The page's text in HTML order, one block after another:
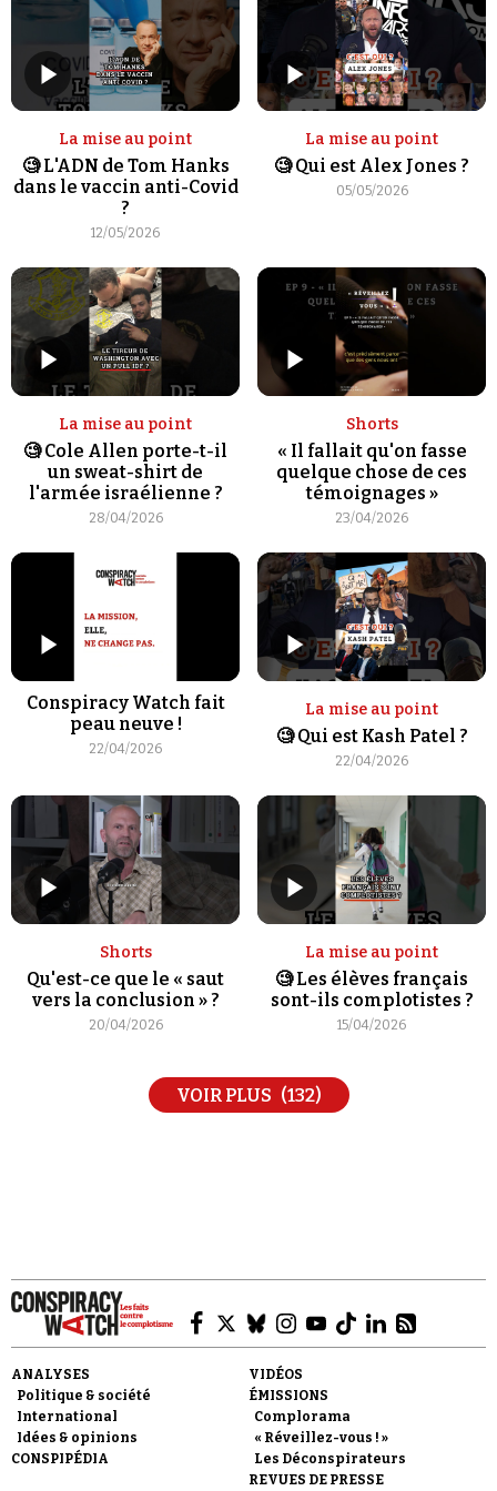
La mise au point
🧐 L'ADN de Tom Hanks
dans le vaccin anti-Covid
?
12/05/2026
La mise au point
🧐 Qui est Alex Jones ?
05/05/2026
La mise au point
🧐 Cole Allen porte-t-il
un sweat-shirt de
l'armée israélienne ?
28/04/2026
Shorts
« Il fallait qu'on fasse
quelque chose de ces
témoignages »
23/04/2026
Conspiracy Watch fait
peau neuve !
22/04/2026
La mise au point
🧐 Qui est Kash Patel ?
22/04/2026
Shorts
Qu'est-ce que le « saut
vers la conclusion » ?
20/04/2026
La mise au point
🧐 Les élèves français
sont-ils complotistes ?
15/04/2026
VOIR PLUS (132)
ANALYSES
Politique & société
International
Idées & opinions
CONSPIPÉDIA
VIDÉOS
ÉMISSIONS
Complorama
« Réveillez-vous ! »
Les Déconspirateurs
REVUES DE PRESSE